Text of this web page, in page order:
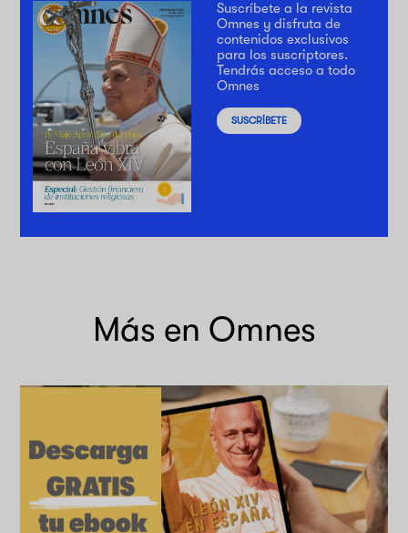
Suscríbete a la revista
Omnes y disfruta de
contenidos exclusivos
para los suscriptores.
Tendrás acceso a todo
Omnes
SUSCRÍBETE
Más en Omnes